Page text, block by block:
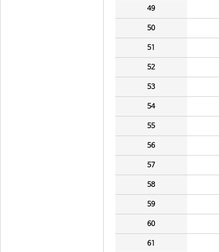
49
50
51
52
53
54
55
56
57
58
59
60
61